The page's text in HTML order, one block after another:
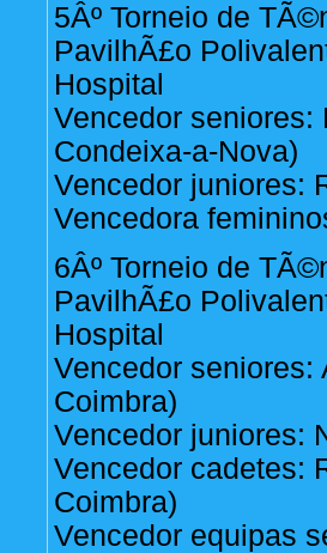
5Âº Torneio de
PavilhÃ£o
Hospital
Vencedor seniores:
Condeixa-a-Nova)
Vencedor juniores:
Vencedora
6Âº Torneio de
PavilhÃ£o
Hospital
Vencedor seniores:
Coimbra)
Vencedor juniores:
Vencedor cadetes:
Coimbra)
Vencedor equipas